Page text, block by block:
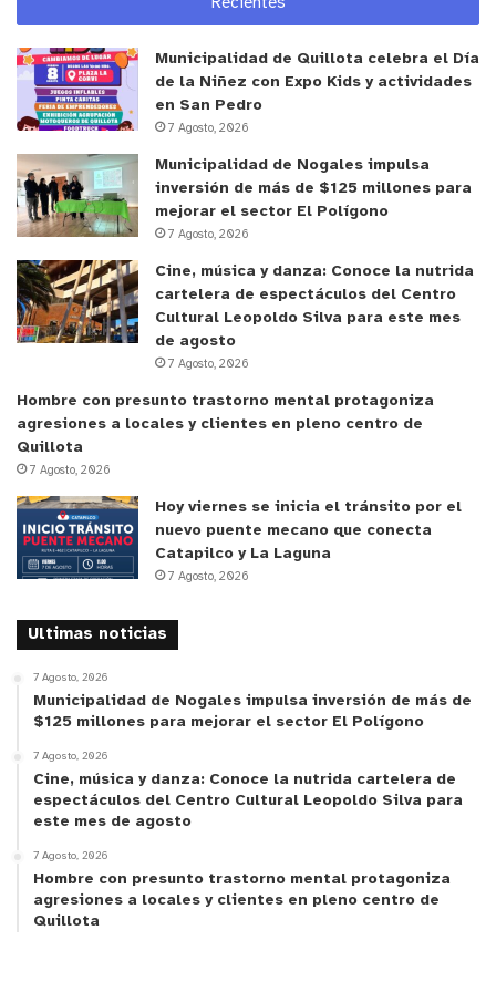
La iniciativa, que nace a raíz de la incorporación
de la ley de cuota de género en la pesca artesanal,
se trabajará en base a tres ámbitos de acción;
dignidad laboral, organización y liderazgo.
También se pondrá relevancia las necesidades de
las organizaciones que surjan desde las
representantes de las 31 caletas de la región que
participarán, que incluye a mujeres de territorios
insulares.
Para Maritza Jofré, presidenta de la Agrupación de
Pescadores de Caleta Sudamericana de
Valparaíso, indicó que esta mesa “es fundamental;
este es un gran paso que se dio en la región de
poder visibilizar a la mujer en la pesca artesanal
porque la mujer trabaja antes, durante y después
de la pesca con el hombre. Para nosotras es
estupendo, estamos contentas, montones de
mujeres que llegaron hoy día y eso me encantó; y
también nos mojamos los pies, que también
montón de actividades que están relacionadas a la
pesca artesanal”.
Esta mesa es un trabajo prioritario para la
igualdad de derechos, impulsando el desarrollo de
políticas sociales con pertinencia territorial.
“Partimos el trabajo desde que impulsamos la ley
de equidad de género, aquí con las mujeres
Municipalidad de Quillota celebra el Día
de la Niñez con Expo Kids y actividades
en San Pedro
7 Agosto, 2026
Municipalidad de Nogales impulsa
inversión de más de $125 millones para
mejorar el sector El Polígono
7 Agosto, 2026
Cine, música y danza: Conoce la nutrida
cartelera de espectáculos del Centro
Cultural Leopoldo Silva para este mes
de agosto
7 Agosto, 2026
Hombre con presunto trastorno mental protagoniza
agresiones a locales y clientes en pleno centro de
Quillota
7 Agosto, 2026
Hoy viernes se inicia el tránsito por el
nuevo puente mecano que conecta
Catapilco y La Laguna
7 Agosto, 2026
Ultimas noticias
7 Agosto, 2026
Municipalidad de Nogales impulsa inversión de más de
$125 millones para mejorar el sector El Polígono
7 Agosto, 2026
Cine, música y danza: Conoce la nutrida cartelera de
espectáculos del Centro Cultural Leopoldo Silva para
este mes de agosto
7 Agosto, 2026
Hombre con presunto trastorno mental protagoniza
agresiones a locales y clientes en pleno centro de
Quillota